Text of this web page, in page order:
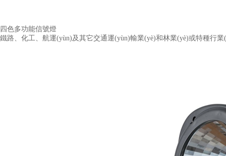
四色多功能信號燈
鐵路、化工、航運(yùn)及其它交通運(yùn)輸業(yè)和林業(yè)或特種行